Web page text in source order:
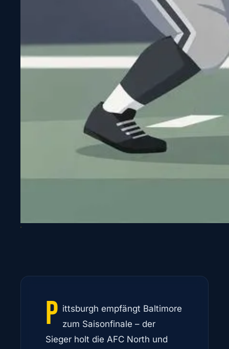
P ittsburgh empfängt Baltimore
zum Saisonfinale – der
Sieger holt die AFC North und